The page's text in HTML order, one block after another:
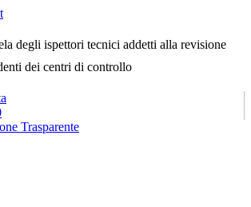
degli ispettori tecnici addetti alla revisione
dei centri di controllo
Trasparente